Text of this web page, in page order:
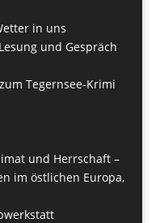
in uns
und Gespräch
Tegernsee-Krimi
und Herrschaft –
im östlichen Europa,